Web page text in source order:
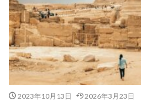
2023年10月13日 2026年3月23日